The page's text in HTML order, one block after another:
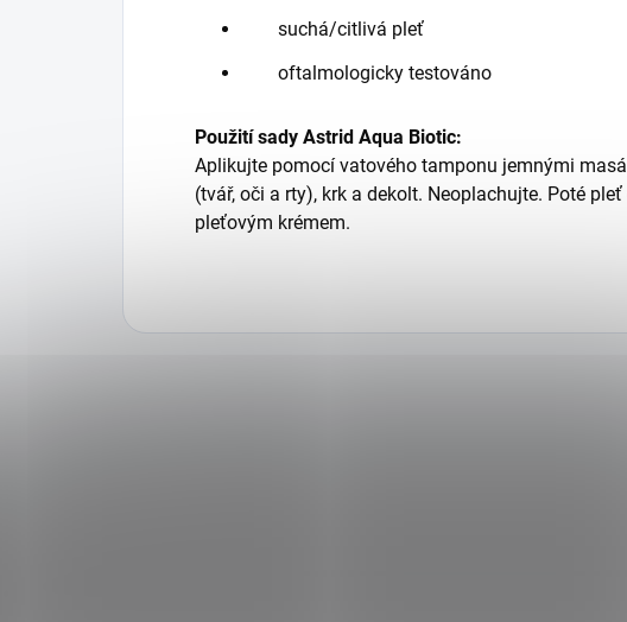
suchá/citlivá pleť
oftalmologicky testováno
Použití sady Astrid Aqua Biotic:
Aplikujte pomocí vatového tamponu jemnými
(tvář, oči a rty), krk a dekolt. Neoplachujte. Poté
pleťovým krémem.